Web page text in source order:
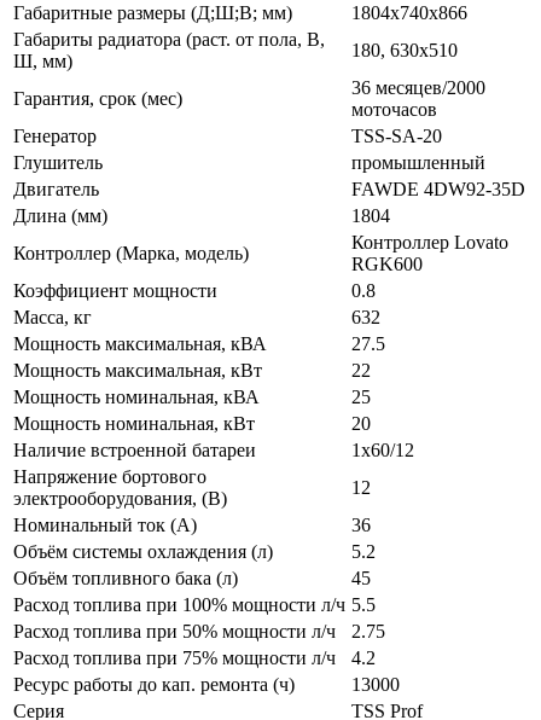
Габаритные размеры (Д;Ш;В; мм)
1804x740x866
Габариты радиатора (раст. от пола, В,
Ш, мм)
180, 630x510
Гарантия, срок (мес)
36 месяцев/2000
моточасов
Генератор
TSS-SA-20
Глушитель
промышленный
Двигатель
FAWDE 4DW92-35D
Длина (мм)
1804
Контроллер (Марка, модель)
Контроллер Lovato
RGK600
Коэффициент мощности
0.8
Масса, кг
632
Мощность максимальная, кВА
27.5
Мощность максимальная, кВт
22
Мощность номинальная, кВА
25
Мощность номинальная, кВт
20
Наличие встроенной батареи
1x60/12
Напряжение бортового
электрооборудования, (В)
12
Номинальный ток (А)
36
Объём системы охлаждения (л)
5.2
Объём топливного бака (л)
45
Расход топлива при 100% мощности л/ч 5.5
Расход топлива при 50% мощности л/ч
2.75
Расход топлива при 75% мощности л/ч
4.2
Ресурс работы до кап. ремонта (ч)
13000
Серия
TSS Prof